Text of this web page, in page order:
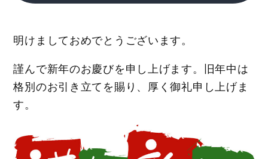
明けましておめでとうございます。
謹んで新年のお慶びを申し上げます。旧年中は
格別のお引き立てを賜り、厚く御礼申し上げま
す。